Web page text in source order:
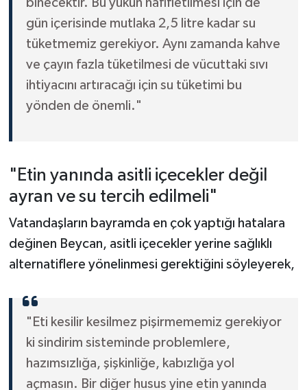
gün içerisinde mutlaka 2,5 litre kadar su
tüketmemiz gerekiyor. Aynı zamanda kahve
ve çayın fazla tüketilmesi de vücuttaki sıvı
ihtiyacını artıracağı için su tüketimi bu
yönden de önemli."
"Etin yanında asitli içecekler değil
ayran ve su tercih edilmeli"
Vatandaşların bayramda en çok yaptığı hatalara
değinen Beycan, asitli içecekler yerine sağlıklı
alternatiflere yönelinmesi gerektiğini söyleyerek,
"Eti kesilir kesilmez pişirmememiz gerekiyor
ki sindirim sisteminde problemlere,
hazımsızlığa, şişkinliğe, kabızlığa yol
açmasın. Bir diğer husus yine etin yanında